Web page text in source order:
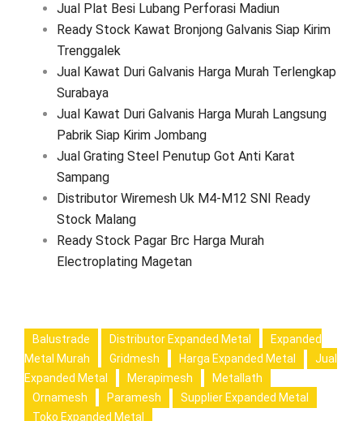
Jual Plat Besi Lubang Perforasi Madiun
Ready Stock Kawat Bronjong Galvanis Siap Kirim
Trenggalek
Jual Kawat Duri Galvanis Harga Murah Terlengkap
Surabaya
Jual Kawat Duri Galvanis Harga Murah Langsung
Pabrik Siap Kirim Jombang
Jual Grating Steel Penutup Got Anti Karat
Sampang
Distributor Wiremesh Uk M4-M12 SNI Ready
Stock Malang
Ready Stock Pagar Brc Harga Murah
Electroplating Magetan
Balustrade Distributor Expanded Metal
Expanded
Metal Murah
Gridmesh Harga Expanded Metal
Jual
Expanded Metal
Merapimesh
Metallath
Ornamesh
Paramesh
Supplier Expanded Metal
Toko Expanded Metal